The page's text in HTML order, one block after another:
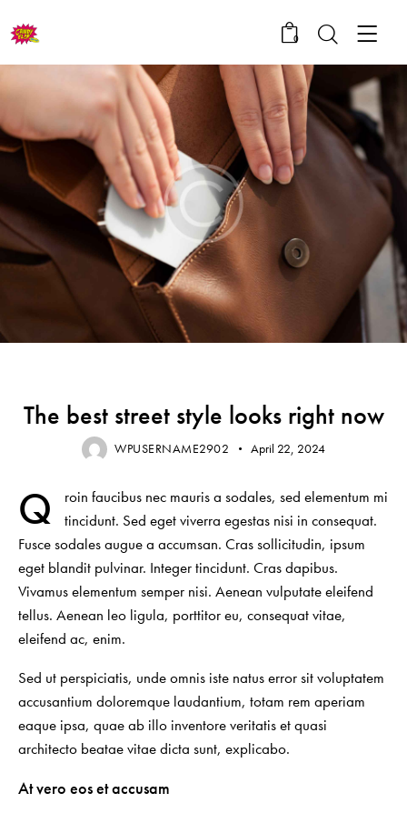
0
The best street style looks right now
WPUSERNAME2902 April 22, 2024
Q
roin faucibus nec mauris a sodales, sed elementum mi
tincidunt. Sed eget viverra egestas nisi in consequat.
Fusce sodales augue a accumsan. Cras sollicitudin, ipsum
eget blandit pulvinar. Integer tincidunt. Cras dapibus.
Vivamus elementum semper nisi. Aenean vulputate eleifend
tellus. Aenean leo ligula, porttitor eu, consequat vitae,
eleifend ac, enim.
Sed ut perspiciatis, unde omnis iste natus error sit voluptatem
accusantium doloremque laudantium, totam rem aperiam
eaque ipsa, quae ab illo inventore veritatis et quasi
architecto beatae vitae dicta sunt, explicabo.
At vero eos et accusam